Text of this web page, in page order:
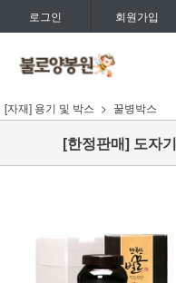
로그인 회원가입
[자재] 용기 및 박스 꿀병박스
[한정판매] 도자